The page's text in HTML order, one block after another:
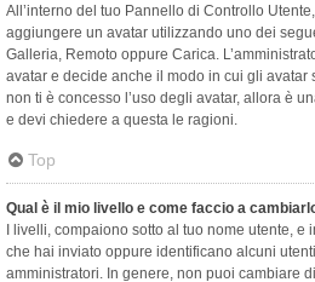
All’interno del tuo Pannello di Controllo
aggiungere un avatar utilizzando uno dei
Galleria, Remoto oppure Carica.
avatar e decide anche il modo in cui gli avatar
non ti è concesso l’uso degli avatar, allora è
e devi chiedere a questa le ragioni.
Top
Qual è il mio livello e come faccio a
I livelli, compaiono sotto al tuo nome utente,
che hai inviato oppure identificano alcuni
amministratori. In genere, non puoi cambiare